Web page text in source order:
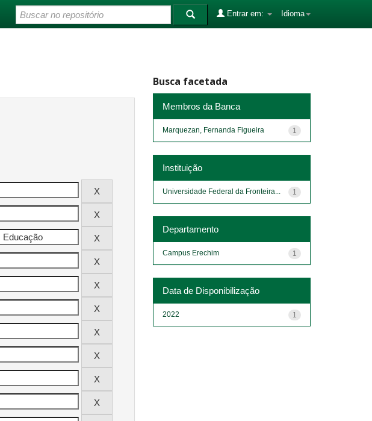
Idioma
Entrar em:
Busca facetada
Membros da Banca
1
Marquezan, Fernanda Figueira
Instituição
1
Universidade Federal da Fronteira...
Departamento
1
Campus Erechim
Data de Disponibilização
1
2022